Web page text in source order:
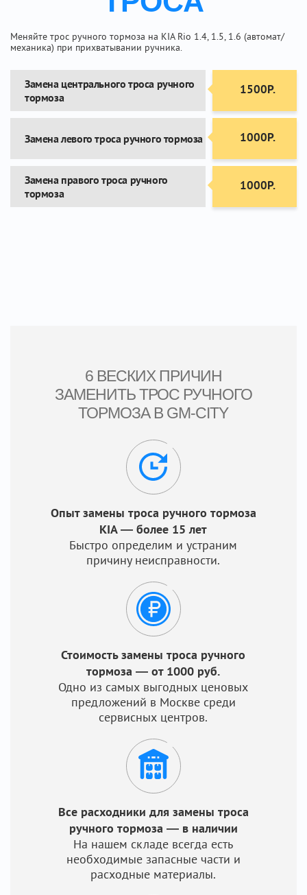
Меняйте трос ручного тормоза на KIA Rio 1.4, 1.5, 1.6 (автомат/
механика) при прихватывании ручника.
Замена центрального троса ручного
тормоза
1500Р.
Замена левого троса ручного тормоза 1000Р.
Замена правого троса ручного
тормоза
1000Р.
6 ВЕСКИХ ПРИЧИН
ЗАМЕНИТЬ ТРОС РУЧНОГО
ТОРМОЗА В GM-CITY
Опыт замены троса ручного тормоза
KIA — более 15 лет
Быстро определим и устраним
причину неисправности.
Стоимость замены троса ручного
тормоза — от 1000 руб.
Одно из самых выгодных ценовых
предложений в Москве среди
сервисных центров.
Все расходники для замены троса
ручного тормоза — в наличии
На нашем складе всегда есть
необходимые запасные части и
расходные материалы.